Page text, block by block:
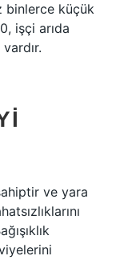
binlerce küçük
işçi arıda
ve yara